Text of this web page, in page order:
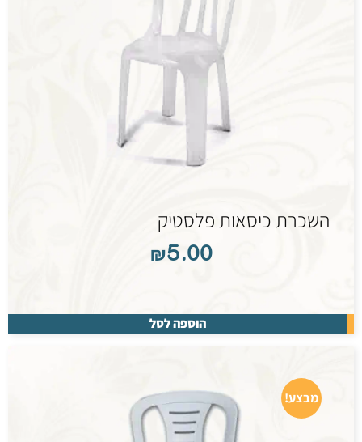
השכרת כיסאות פלסטיק
₪5.00
הוספה לסל
מבצע!